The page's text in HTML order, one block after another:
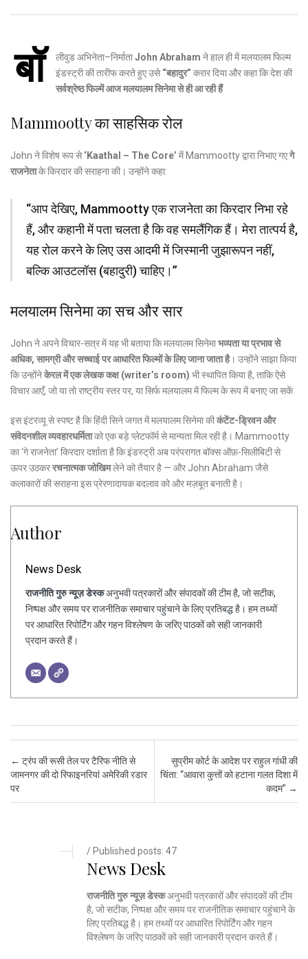
बॉ लीवुड अभिनेता–निर्माताJohn Abraham ने हाल ही में मलयालम फिल्म
इंडस्ट्री की तारीफ करते हुए उसे“बहादुर” करार दिया और कहा कि देश की
सर्वश्रेष्ठ फिल्में आज मलयालम सिनेमा से ही आ रही हैं
Mammootty का साहसिक रोल
John ने विशेष रूप से‘Kaathal – The Core’ में Mammootty द्वारा निभाए गएगे
राजनेताके किरदार की सराहना की। उन्होंने कहा:
“आप देखिए, Mammootty एक राजनेता का किरदार निभा रहे
हैं, और कहानी में पता चलता है कि वह समलैंगिक हैं। मेरा तात्पर्य है,
यह रोल करने के लिए उस आदमी में जिस्मानी जुझारूपन नहीं,
बल्कि आउटलॉस (बहादुरी) चाहिए।”
मलयालम सिनेमा का सच और सार
John ने अपने विचार-सत्र में यह भी बताया कि मलयालम सिनेमाभव्यता या प्रभाव से
अधिक, सामग्री और सच्चाई पर आधारित फिल्मों के लिए जाना जाता है। उन्होंने साझा किया
कि उन्होंनेकेरल में एक लेखक कक्ष (writer’s room) भी स्थापित किया है, ताकि ऐसे
विचार आएँ, जो या तो राष्ट्रीय स्तर पर, या सिर्फ मलयालम में फिल्म के रूप में बनाए जा सकें
इस इंटरव्यू से स्पष्ट है कि हिंदी सिने जगत में मलयालम सिनेमा कीकंटेंट-ड्रिवन और
संवेदनशील व्यवहारधर्मिताको एक बड़े प्लेटफॉर्म से मान्यता मिल रही है। Mammootty
का ‘गे राजनेता’ किरदार दर्शाता है कि इंडस्ट्री अब परंपरागत बॉक्स ऑफ़-सिलीबिटी से
ऊपर उठकररचनात्मक जोखिमलेने को तैयार है — और John Abraham जैसे
कलाकारों की सराहना इस प्रेरणादायक बदलाव को और मज़बूत बनाती है।
Author
News Desk
राजनीति गुरु न्यूज़ डेस्कअनुभवी पत्रकारों और संपादकों की टीम है, जो सटीक,
निष्पक्ष और समय पर राजनीतिक समाचार पहुंचाने के लिए प्रतिबद्ध है। हम तथ्यों
पर आधारित रिपोर्टिंग और गहन विश्लेषण के जरिए पाठकों को सही जानकारी
प्रदान करते हैं।
Post navigation
← ट्रंप की रूसी तेल पर टैरिफ नीति से
जामनगर की दो रिफाइनरियां अमेरिकी रडार
पर
सुप्रीम कोर्ट के आदेश पर राहुल गांधी की
चिंता: “आवारा कुत्तों को हटाना गलत दिशा में
कदम” →
/ Published posts: 47
News Desk
राजनीति गुरु न्यूज़ डेस्कअनुभवी पत्रकारों और संपादकों की टीम
है, जो सटीक, निष्पक्ष और समय पर राजनीतिक समाचार पहुंचाने के
लिए प्रतिबद्ध है। हम तथ्यों पर आधारित रिपोर्टिंग और गहन
विश्लेषण के जरिए पाठकों को सही जानकारी प्रदान करते हैं।